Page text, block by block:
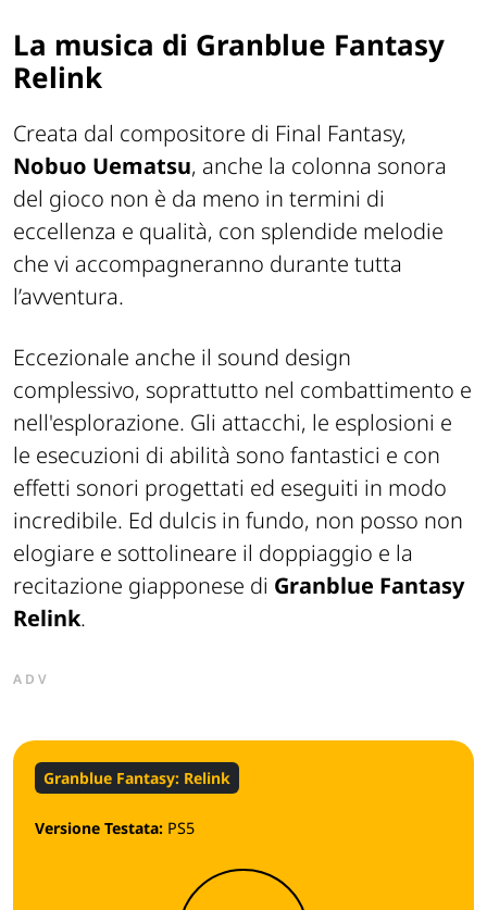
La musica di Granblue Fantasy
Relink
Creata dal compositore di Final Fantasy,
Nobuo Uematsu, anche la colonna sonora
del gioco non è da meno in termini di
eccellenza e qualità, con splendide melodie
che vi accompagneranno durante tutta
l’avventura.
Eccezionale anche il sound design
complessivo, soprattutto nel combattimento e
nell'esplorazione. Gli attacchi, le esplosioni e
le esecuzioni di abilità sono fantastici e con
effetti sonori progettati ed eseguiti in modo
incredibile. Ed dulcis in fundo, non posso non
elogiare e sottolineare il doppiaggio e la
recitazione giapponese di Granblue Fantasy
Relink.
ADV
Granblue Fantasy: Relink
Versione Testata: PS5